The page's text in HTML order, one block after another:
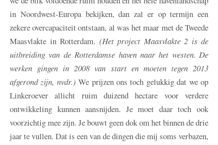
in Noordwest-Europa bekijken, dan zal er op termijn een
zekere overcapaciteit ontstaan, al was het maar met de Tweede
Maasvlakte in Rotterdam. (Het project Maasvlakte 2 is de
uitbreiding van de Rotterdamse haven naar het westen. De
werken gingen in 2008 van start en moeten tegen 2013
afgerond zijn, nvdr.) We prijzen ons toch gelukkig dat we op
Linkeroever allicht ruim duizend hectare voor verdere
ontwikkeling kunnen aansnijden. Je moet daar toch ook
voorzichtig mee zijn. Je bouwt geen dok om het binnen de drie
jaar te vullen. Dat is een van de dingen die mij soms verbazen,